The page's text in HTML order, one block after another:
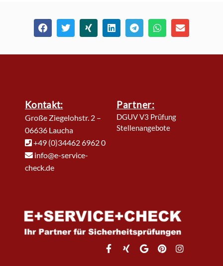
Kontakt:
Große Ziegelohstr. 2 –
06636 Laucha
+49 (0)34462 6962 0
info@e-service-
check.de
Partner:
DGUV V3 Prüfung
Stellenangebote